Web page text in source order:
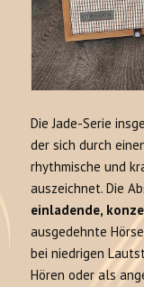
Die Jade-Serie
der sich durch
rhythmische und
auszeichnet. Die
einladende,
ausgedehnte
bei niedrigen
Hören oder als